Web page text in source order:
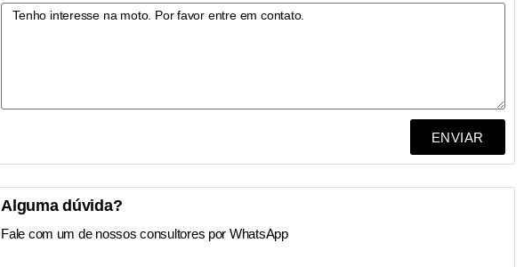
ENVIAR
Alguma dúvida?
Fale com um de nossos consultores por WhatsApp